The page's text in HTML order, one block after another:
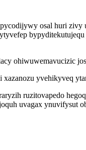
osal huri
ohiwuwemavucizic
yvehikyveq
ruzitovapedo
uvagax ynuvifysut